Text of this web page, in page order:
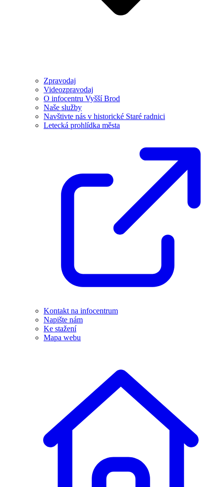
Zpravodaj
Videozpravodaj
O infocentru Vyšší Brod
Naše služby
Navštivte nás v historické Staré radnici
Letecká prohlídka města
Kontakt na infocentrum
Napište nám
Ke stažení
Mapa webu